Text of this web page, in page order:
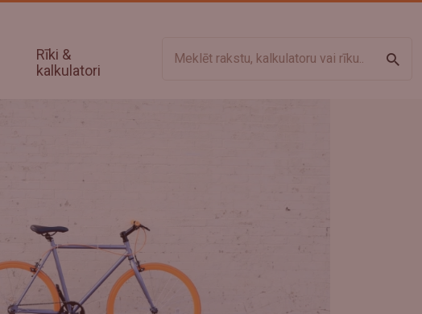
Rīki &
kalkulatori